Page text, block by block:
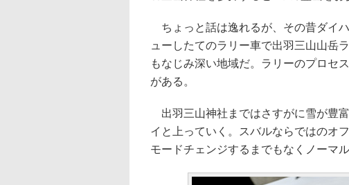
ちょっと話は逸れるが、その昔ダイ
ューしたてのラリー車で出羽三山山岳
もなじみ深い地域だ。ラリーのプロセ
がある。
出羽三山神社まではさすがに雪が豊
イと上っていく。スバルならではのオ
モードチェンジするまでもなくノーマ